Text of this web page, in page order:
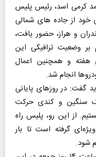
کرمی اسد، رئیس پلیس
خود از جاده‌ های شمالی
و هراز، حضور یافت،
بر وضعیت ترافیکی این
هفته و همچنین اعمال
انجام شد.
گفت: در روزهای پایانی
سنگین و کندی حرکت
از این رو، پلیس راه
گرفته است تا بار
شود.